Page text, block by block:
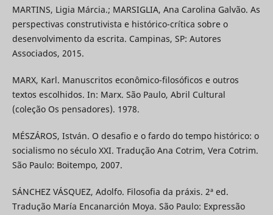
MARTINS, Ligia Márcia.; MARSIGLIA, Ana Carolina Galvão. As
perspectivas construtivista e histórico-crítica sobre o
desenvolvimento da escrita. Campinas, SP: Autores
Associados, 2015.
MARX, Karl. Manuscritos econômico-filosóficos e outros
textos escolhidos. In: Marx. São Paulo, Abril Cultural
(coleção Os pensadores). 1978.
MÉSZÁROS, István. O desafio e o fardo do tempo histórico: o
socialismo no século XXI. Tradução Ana Cotrim, Vera Cotrim.
São Paulo: Boitempo, 2007.
SÁNCHEZ VÁSQUEZ, Adolfo. Filosofia da práxis. 2ª ed.
Tradução María Encanarción Moya. São Paulo: Expressão